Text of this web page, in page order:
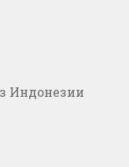
Индонезии